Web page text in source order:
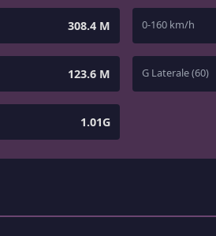
308.4 M 0-160 km/h
123.6 M G Laterale (60)
1.01G